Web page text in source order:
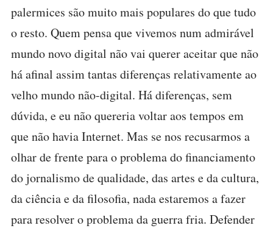
palermices são muito mais populares do que tudo
o resto. Quem pensa que vivemos num admirável
mundo novo digital não vai querer aceitar que não
há afinal assim tantas diferenças relativamente ao
velho mundo não-digital. Há diferenças, sem
dúvida, e eu não quereria voltar aos tempos em
que não havia Internet. Mas se nos recusarmos a
olhar de frente para o problema do financiamento
do jornalismo de qualidade, das artes e da cultura,
da ciência e da filosofia, nada estaremos a fazer
para resolver o problema da guerra fria. Defender